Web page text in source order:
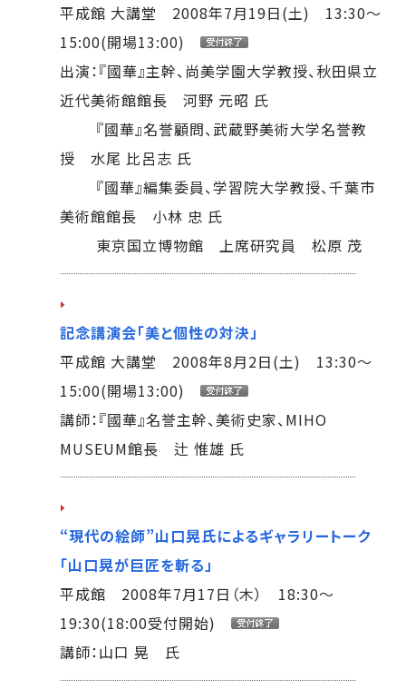
平成館 大講堂 2008年7月19日(土) 13:30～
15:00(開場13:00)
出演：『國華』主幹、尚美学園大学教授、秋田県立
近代美術館館長 河野 元昭 氏
『國華』名誉顧問、武蔵野美術大学名誉教
授 水尾 比呂志 氏
『國華』編集委員、学習院大学教授、千葉市
美術館館長 小林 忠 氏
東京国立博物館 上席研究員 松原 茂
記念講演会「美と個性の対決」
平成館 大講堂 2008年8月2日(土) 13:30～
15:00(開場13:00)
講師：『國華』名誉主幹、美術史家、MIHO
MUSEUM館長 辻 惟雄 氏
“現代の絵師”山口晃氏によるギャラリートーク
「山口晃が巨匠を斬る」
平成館 2008年7月17日（木） 18:30～
19:30(18:00受付開始)
講師：山口 晃 氏